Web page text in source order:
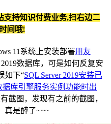
支持知识付费业务,扫右边二
间哦!
11系统上安装部署用友
数据库，可是如何反复安
如下“SQL Server 2019安装已
据库引擎服务实例功能时出
截图，发现有之前的截图，
真是醉了~~~